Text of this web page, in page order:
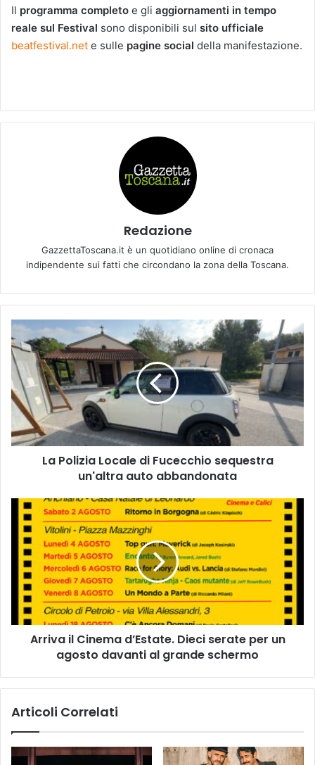
Il programma completo e gli aggiornamenti in tempo
reale sul Festival sono disponibili sul sito ufficiale
beatfestival.net e sulle pagine social della manifestazione.
Redazione
GazzettaToscana.it è un quotidiano online di cronaca
indipendente sui fatti che circondano la zona della Toscana.
L
a
P
o
l
i
i
a
i
s
u
La Polizia Locale di Fucecchio sequestra
un'altra auto abbandonata
C
d
s
Arriva il Cinema d’Estate. Dieci serate per un
agosto davanti al grande schermo
Articoli Correlati